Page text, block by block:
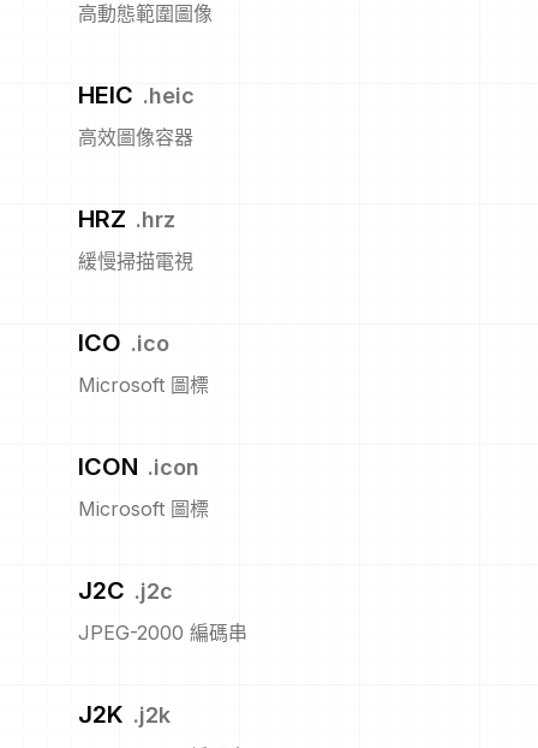
高動態範圍圖像
HEIC .heic
高效圖像容器
HRZ .hrz
緩慢掃描電視
ICO .ico
Microsoft 圖標
ICON .icon
Microsoft 圖標
J2C .j2c
JPEG-2000 編碼串
J2K .j2k